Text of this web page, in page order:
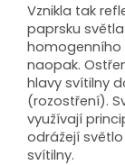
Vznikla tak
paprsku
homogenního
naopak.
hlavy svítilny
(rozostření).
využívají
odrážejí
svítilny.